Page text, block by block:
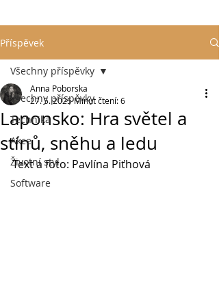
Příspěvek
Všechny příspěvky
Technika
Akce
Životní styl
Software
Všechny příspěvky
Laponsko: Hra světel a
stínů, sněhu a ledu
Anna Poborska
27. 5. 2025 Minut čtení: 6
Text a foto: Pavlína Piťhová